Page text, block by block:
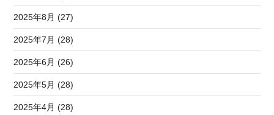
2025年8月 (27)
2025年7月 (28)
2025年6月 (26)
2025年5月 (28)
2025年4月 (28)